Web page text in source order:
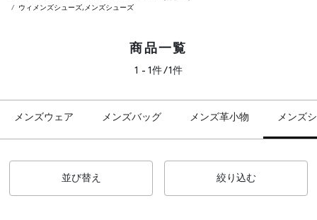
ウィメンズシューズ,メンズシューズ
商品一覧
1 - 1件 / 1件
メンズウェア メンズバッグ メンズ革小物 メンズ
並び替え 絞り込む